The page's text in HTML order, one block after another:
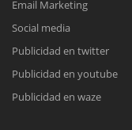
Todos nuestros
Email Marketing
Social media
Publicidad en twitter
Publicidad en youtube
Publicidad en waze